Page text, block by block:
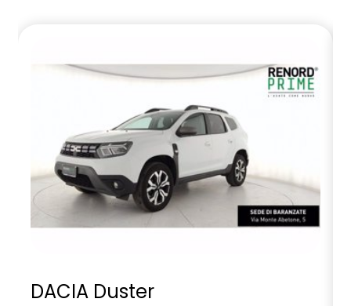
DACIA Duster